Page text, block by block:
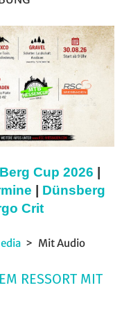
Cup 2026 |
| Dünsberg
Crit
Mit Audio
RESSORT MIT